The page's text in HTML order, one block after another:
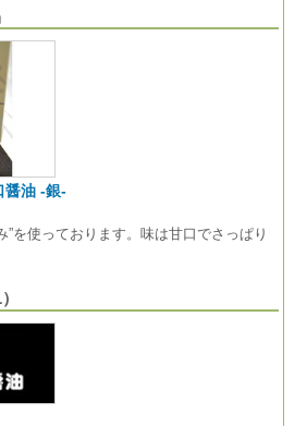
醤油 -銀-
”を使っております。味は甘口でさっぱり